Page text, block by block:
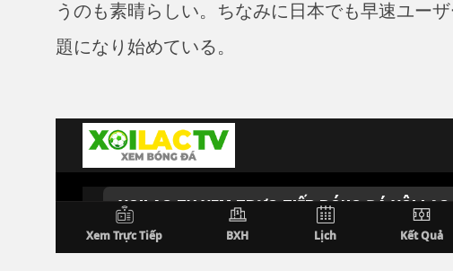
うのも素晴らしい。ちなみに日本でも早速ユー
題になり始めている。